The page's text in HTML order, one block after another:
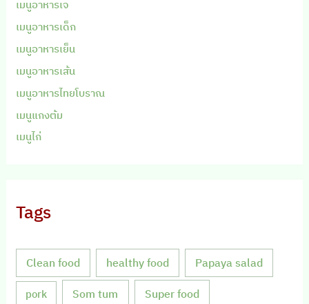
เมนูอาหารเจ
เมนูอาหารเด็ก
เมนูอาหารเย็น
เมนูอาหารเส้น
เมนูอาหารไทยโบราณ
เมนูแกงต้ม
เมนูไก่
Tags
Clean food healthy food Papaya salad
pork Som tum Super food